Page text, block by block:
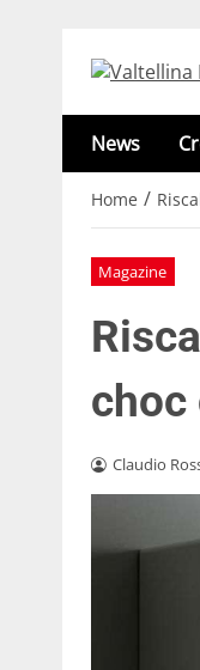
News
Home /
Magazine
choc
Claudio